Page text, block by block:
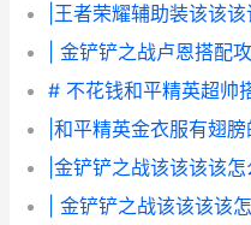
|王者荣耀辅助装该该
| 金铲铲之战卢恩搭配
# 不花钱和平精英超帅
|和平精英金衣服有翅
|金铲铲之战该该该该
| 金铲铲之战该该该该